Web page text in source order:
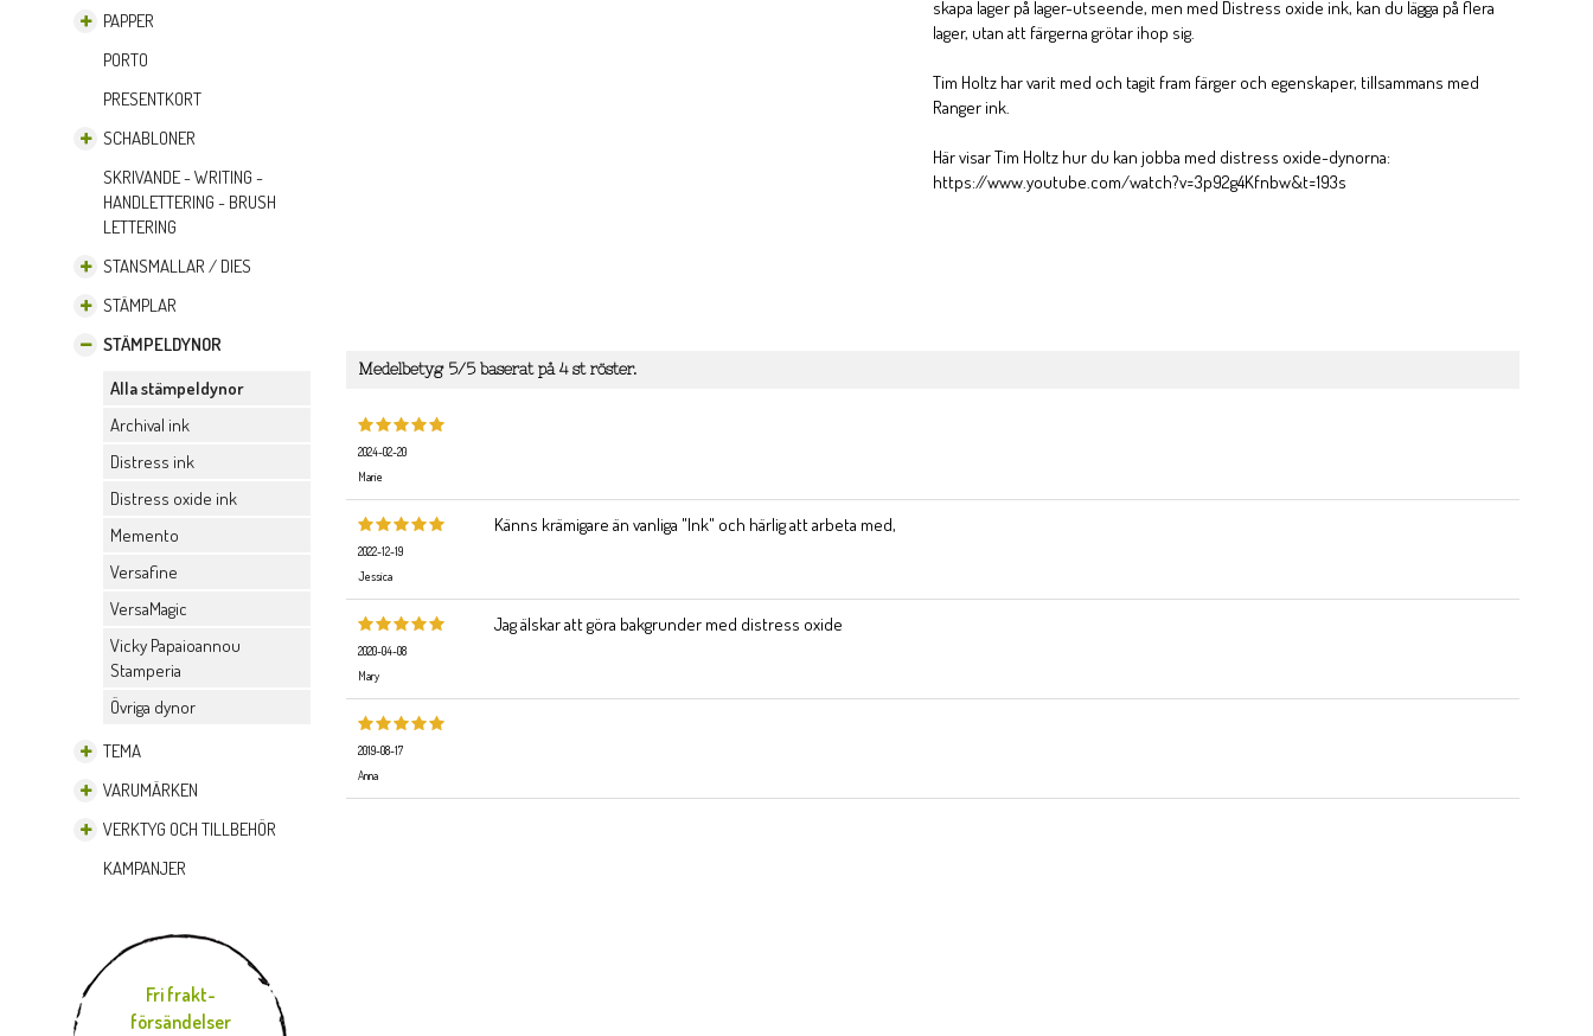
PAPPER
PORTO
PRESENTKORT
SCHABLONER
SKRIVANDE - WRITING -
HANDLETTERING - BRUSH
LETTERING
STANSMALLAR / DIES
STÄMPLAR
STÄMPELDYNOR
Alla stämpeldynor
Archival ink
Distress ink
Distress oxide ink
Memento
Versafine
VersaMagic
Vicky Papaioannou
Stamperia
Övriga dynor
TEMA
VARUMÄRKEN
VERKTYG OCH TILLBEHÖR
KAMPANJER
Fri frakt-
försändelser
skapa lager på lager-utseende, men med Distress oxide ink, kan du lägga på flera
lager, utan att färgerna grötar ihop sig.
Tim Holtz har varit med och tagit fram färger och egenskaper, tillsammans med
Ranger ink.
Här visar Tim Holtz hur du kan jobba med distress oxide-dynorna:
https://www.youtube.com/watch?v=3p92g4Kfnbw&t=193s
Medelbetyg 5/5 baserat på 4st röster.
2024-02-20
Marie
2022-12-19
Jessica
Känns krämigare än vanliga "Ink" och härlig att arbeta med,
2020-04-08
Mary
Jag älskar att göra bakgrunder med distress oxide
2019-08-17
Anna